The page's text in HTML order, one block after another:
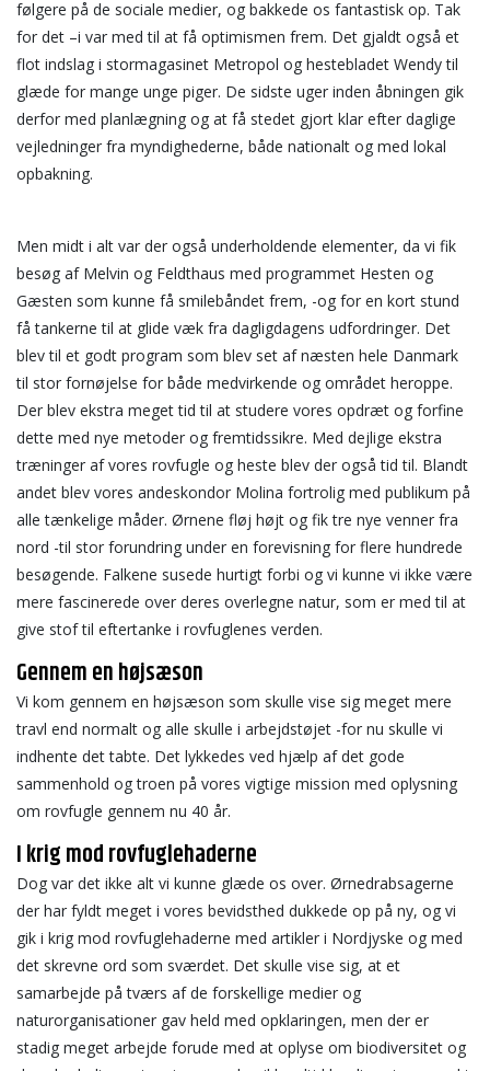
følgere på de sociale medier, og bakkede os fantastisk op. Tak
for det –i var med til at få optimismen frem. Det gjaldt også et
flot indslag i stormagasinet Metropol og hestebladet Wendy til
glæde for mange unge piger. De sidste uger inden åbningen gik
derfor med planlægning og at få stedet gjort klar efter daglige
vejledninger fra myndighederne, både nationalt og med lokal
opbakning.
Men midt i alt var der også underholdende elementer, da vi fik
besøg af Melvin og Feldthaus med programmet Hesten og
Gæsten som kunne få smilebåndet frem, -og for en kort stund
få tankerne til at glide væk fra dagligdagens udfordringer. Det
blev til et godt program som blev set af næsten hele Danmark
til stor fornøjelse for både medvirkende og området heroppe.
Der blev ekstra meget tid til at studere vores opdræt og forfine
dette med nye metoder og fremtidssikre. Med dejlige ekstra
træninger af vores rovfugle og heste blev der også tid til. Blandt
andet blev vores andeskondor Molina fortrolig med publikum på
alle tænkelige måder. Ørnene fløj højt og fik tre nye venner fra
nord -til stor forundring under en forevisning for flere hundrede
besøgende. Falkene susede hurtigt forbi og vi kunne vi ikke være
mere fascinerede over deres overlegne natur, som er med til at
give stof til eftertanke i rovfuglenes verden.
Gennem en højsæson
Vi kom gennem en højsæson som skulle vise sig meget mere
travl end normalt og alle skulle i arbejdstøjet -for nu skulle vi
indhente det tabte. Det lykkedes ved hjælp af det gode
sammenhold og troen på vores vigtige mission med oplysning
om rovfugle gennem nu 40 år.
I krig mod rovfuglehaderne
Dog var det ikke alt vi kunne glæde os over. Ørnedrabsagerne
der har fyldt meget i vores bevidsthed dukkede op på ny, og vi
gik i krig mod rovfuglehaderne med artikler i Nordjyske og med
det skrevne ord som sværdet. Det skulle vise sig, at et
samarbejde på tværs af de forskellige medier og
naturorganisationer gav held med opklaringen, men der er
stadig meget arbejde forude med at oplyse om biodiversitet og